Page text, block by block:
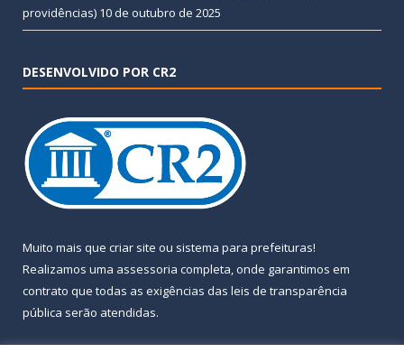
providências) 10 de outubro de 2025
DESENVOLVIDO POR CR2
Muito mais que criar site ou sistema para prefeituras!
Realizamos uma assessoria completa, onde garantimos em
contrato que todas as exigências das leis de transparência
pública serão atendidas.